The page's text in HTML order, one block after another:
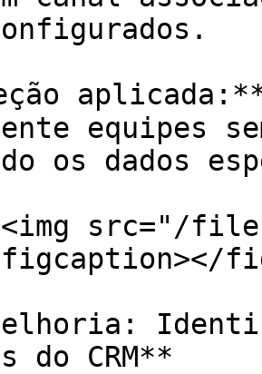
equipes
os dados
src="/files/
do CRM**